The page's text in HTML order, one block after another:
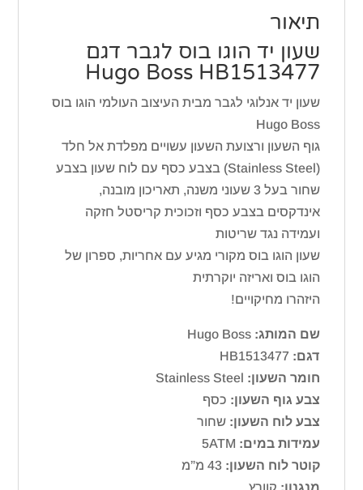
תיאור
שעון יד הוגו בוס לגבר דגם
Hugo Boss HB1513477
שעון יד אנלוגי לגבר מבית העיצוב העולמי הוגו בוס
Hugo Boss
גוף השעון ורצועת השעון עשויים מפלדת אל חלד
(Stainless Steel) בצבע כסף עם לוח שעון בצבע
שחור בעל 3 שעוני משנה, תאריכון מובנה,
אינדקסים בצבע כסף וזכוכית קריסטל חזקה
ועמידה נגד שריטות
שעון הוגו בוס מקורי מגיע עם אחריות, ספרון של
הוגו בוס ואריזה יוקרתית
היזהרו מחיקויים!
שם המותג: Hugo Boss
דגם:
חומר השעון:
צבע גוף השעון: כסף
צבע לוח השעון: שחור
עמידות במים:
קוטר לוח השעון: